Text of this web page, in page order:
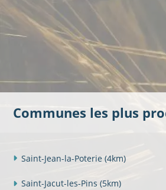
Communes les plus
Saint-Jean-la-Poterie (4km)
Saint-Jacut-les-Pins (5km)